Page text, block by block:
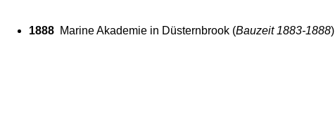
1888 Marine Akademie in Düsternbrook (Bauzeit 1883-1888)